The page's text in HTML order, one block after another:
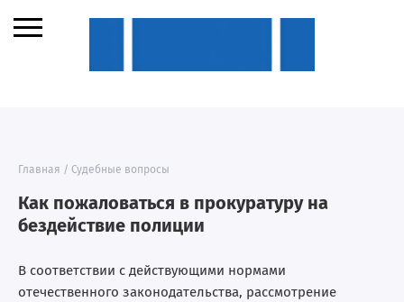
Главная / Судебные вопросы
Как пожаловаться в прокуратуру на
бездействие полиции
В соответствии с действующими нормами
отечественного законодательства, рассмотрение